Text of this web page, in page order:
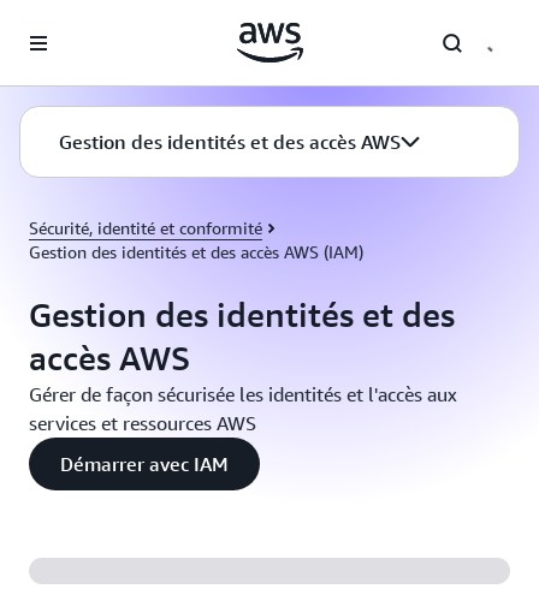
Gestion des identités et des accès AWS
Sécurité, identité et conformité
Gestion des identités et des accès AWS (IAM)
Gestion des identités et des
accès AWS
Gérer de façon sécurisée les identités et l'accès aux
services et ressources AWS
Démarrer avec IAM